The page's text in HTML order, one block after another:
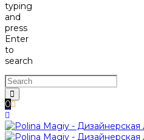
typing
and
press
Enter
to
search
0